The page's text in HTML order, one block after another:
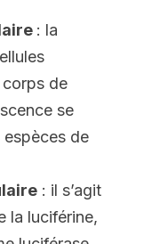
: la
corps de
se
de
: il s’agit
la luciférine,